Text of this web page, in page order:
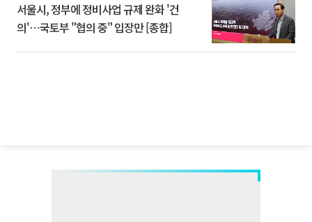
서울시, 정부에 정비사업 규제 완화 '건
의'⋯국토부 "협의 중" 입장만 [종합]